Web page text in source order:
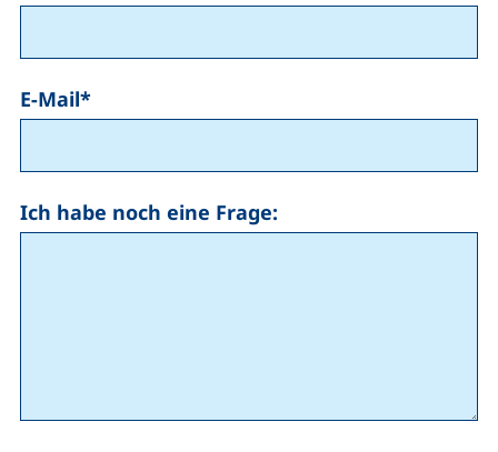
E-Mail*
Ich habe noch eine Frage: